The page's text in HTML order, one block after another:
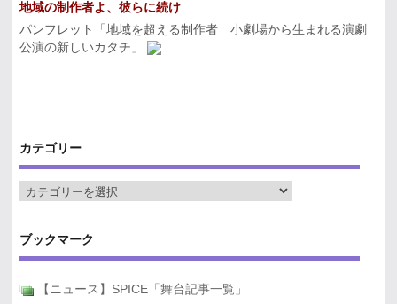
地域の制作者よ、彼らに続け
パンフレット「地域を超える制作者 小劇場から生まれる演劇
公演の新しいカタチ」
カテゴリー
ブックマーク
【ニュース】SPICE「舞台記事一覧」